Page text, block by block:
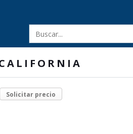
Solicitar precio